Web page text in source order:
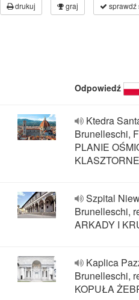
drukuj graj sprawdź
Odpowiedź
Ktedra
Brunelleschi,
PLANIE
KLASZTORNE
Szpital
Brunelleschi,
ARKADY I
Kaplica
Brunelleschi,
KOPUŁA